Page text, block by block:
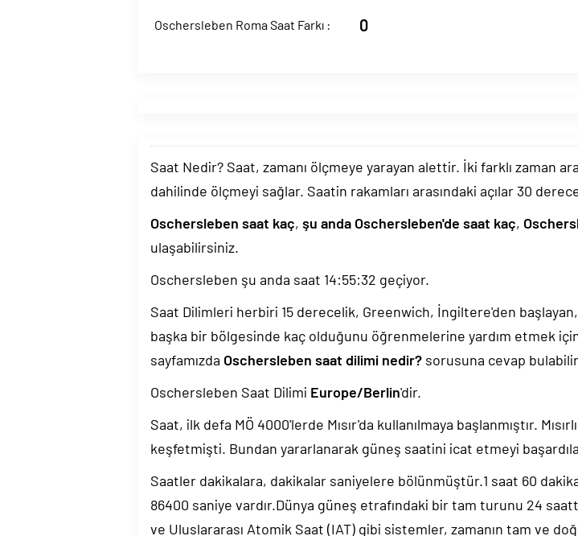
Oschersleben Roma Saat Farkı : 0
Saat Nedir? Saat, zamanı ölçmeye yarayan alettir. İki farklı zaman
dahilinde ölçmeyi sağlar. Saatin rakamları arasındaki açılar 30
Oschersleben saat kaç, şu anda Oschersleben'de saat kaç,
ulaşabilirsiniz.
Oschersleben şu anda saat 14:55:33 geçiyor.
Saat Dilimleri herbiri 15 derecelik, Greenwich, İngiltere'den
başka bir bölgesinde kaç olduğunu öğrenmelerine yardım etmek
sayfamızda Oschersleben saat dilimi nedir? sorusuna cevap
Oschersleben Saat Dilimi Europe/Berlin'dir.
Saat, ilk defa MÖ 4000'lerde Mısır'da kullanılmaya başlanmıştır.
keşfetmişti. Bundan yararlanarak güneş saatini icat etmeyi
Saatler dakikalara, dakikalar saniyelere bölünmüştür.1 saat 60
86400 saniye vardır.Dünya güneş etrafındaki bir tam turunu 24
ve Uluslararası Atomik Saat (IAT) gibi sistemler, zamanın tam ve